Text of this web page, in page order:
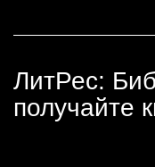
ЛитРес:
получайте